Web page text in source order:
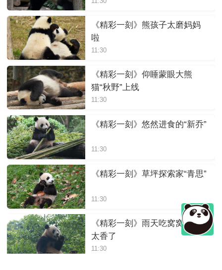
《精彩一刻》熊孩子太磨妈妈
啦
11:30
《精彩一刻》仰睡蒙眼大熊
猫“秋野”上线
11:30
《精彩一刻》悠然进食的“新乔”
11:30
《精彩一刻》草坪探索家“青思”
11:30
《精彩一刻》雨天吃窝窝头也
太香了
11:30